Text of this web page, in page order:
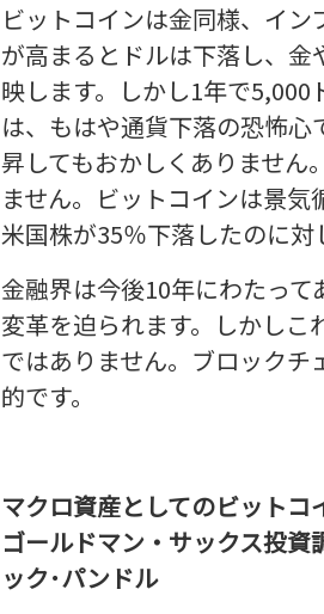
ビットコインは金同様、イ
が高まるとドルは下落し、
映します。しかし1年で
は、もはや通貨下落の恐怖
昇してもおかしくありません
ません。ビットコインは景
米国株が35％下落したのに対
金融界は今後10年にわたっ
変革を迫られます。しかし
ではありません。ブロック
的です。
マクロ資産としてのビットコ
ゴールドマン・サックス投
ック･パンドル